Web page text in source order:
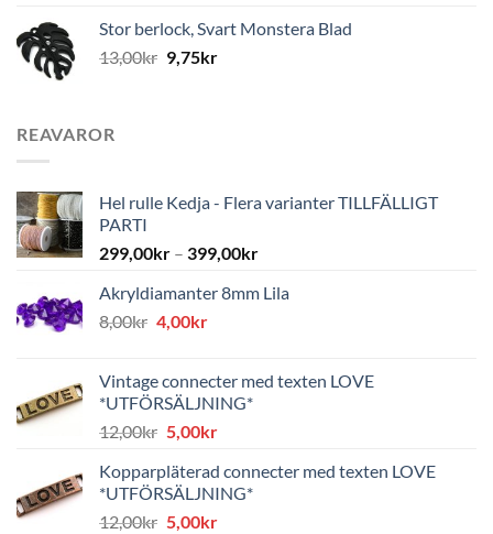
Stor berlock, Svart Monstera Blad
13,00kr 9,75kr
REAVAROR
Hel rulle Kedja - Flera varianter TILLFÄLLIGT
PARTI
299,00kr – 399,00kr
Akryldiamanter 8mm Lila
8,00kr Det
var:
8,00kr.
4,00krDet
är:
4,00kr.
Vintage connecter med texten LOVE
*UTFÖRSÄLJNING*
12,00kr Det
priset
var:
12,00kr.
5,00krDet
priset
är:
5,00kr.
Kopparpläterad connecter med texten LOVE
*UTFÖRSÄLJNING*
12,00kr Det
5,00krDet